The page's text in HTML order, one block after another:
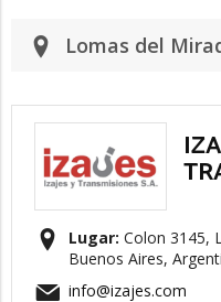
Lomas del
Lugar: Colon 3145,
Buenos Aires,
info@izajes.com